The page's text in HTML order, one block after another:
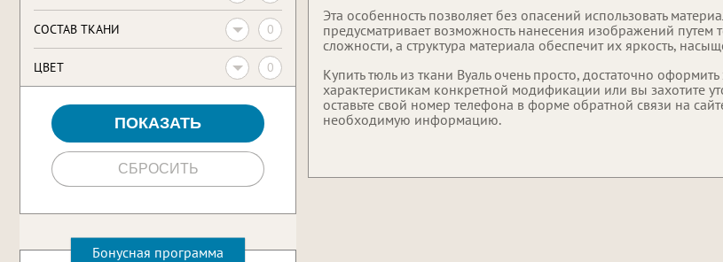
CОСТАВ ТКАНИ 0
ЦВЕТ 0
Бонусная программа
Эта особенность позволяет без опасений использовать
предусматривает возможность нанесения изображений
сложности, а структура материала обеспечит их яркость,
Купить тюль из ткани Вуаль очень просто, достаточно
характеристикам конкретной модификации или вы захотите
оставьте свой номер телефона в форме обратной связи на
необходимую информацию.